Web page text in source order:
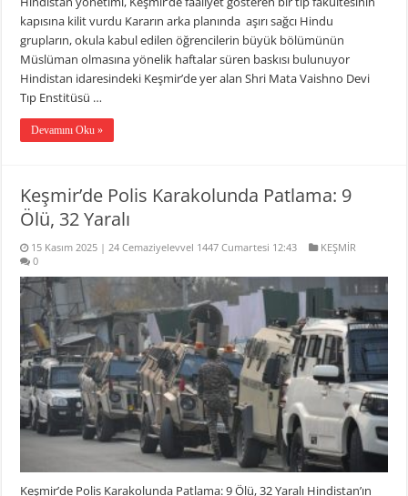
kapısına kilit vurdu Kararın arka planında aşırı sağcı Hindu
grupların, okula kabul edilen öğrencilerin büyük bölümünün
Müslüman olmasına yönelik haftalar süren baskısı bulunuyor
Hindistan idaresindeki Keşmir’de yer alan Shri Mata Vaishno Devi
Tıp Enstitüsü …
Devamını Oku »
Keşmir’de Polis Karakolunda Patlama: 9
Ölü, 32 Yaralı
15 Kasım 2025 | 24 Cemaziyelevvel 1447 Cumartesi 12:43
KEŞMİR
0
Keşmir’de Polis Karakolunda Patlama: 9 Ölü, 32 Yaralı Hindistan’ın